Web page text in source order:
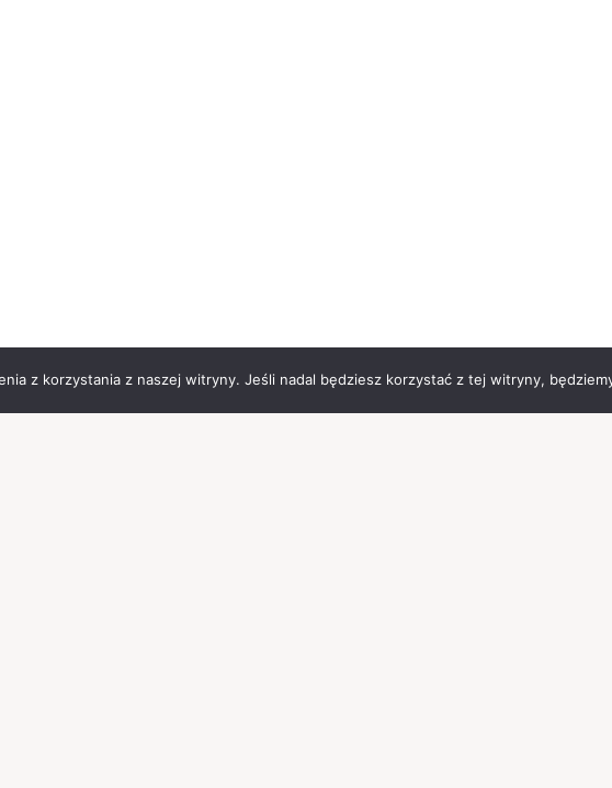
z korzystania z naszej witryny. Jeśli nadal będziesz korzystać z tej witryny,